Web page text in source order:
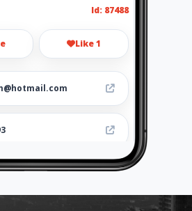
Id: 87488
Like 1